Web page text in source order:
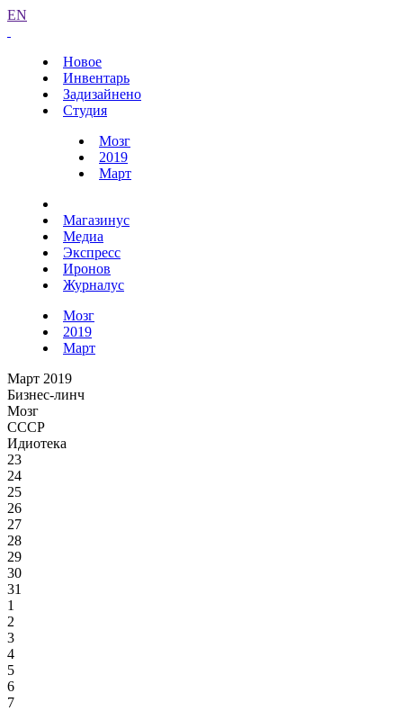
EN
Новое
Инвентарь
Задизайнено
Студия
Мозг
2019
Март
Магазинус
Медиа
Экспресс
Иронов
Журналус
Мозг
2019
Март
Март 2019
Бизнес-линч
Мозг
СССР
Идиотека
23
24
25
26
27
28
29
30
31
1
2
3
4
5
6
7